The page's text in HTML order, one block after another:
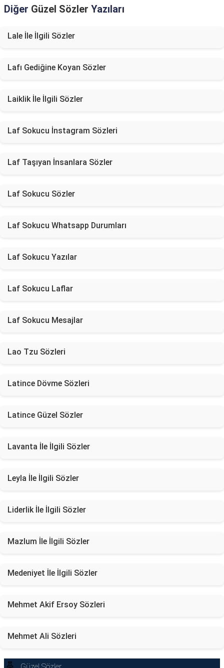
Diğer Güzel Sözler Yazıları
Lale İle İlgili Sözler
Lafı Gediğine Koyan Sözler
Laiklik İle İlgili Sözler
Laf Sokucu İnstagram Sözleri
Laf Taşıyan İnsanlara Sözler
Laf Sokucu Sözler
Laf Sokucu Whatsapp Durumları
Laf Sokucu Yazılar
Laf Sokucu Laflar
Laf Sokucu Mesajlar
Lao Tzu Sözleri
Latince Dövme Sözleri
Latince Güzel Sözler
Lavanta İle İlgili Sözler
Leyla İle İlgili Sözler
Liderlik İle İlgili Sözler
Mazlum İle İlgili Sözler
Medeniyet İle İlgili Sözler
Mehmet Akif Ersoy Sözleri
Mehmet Ali Sözleri